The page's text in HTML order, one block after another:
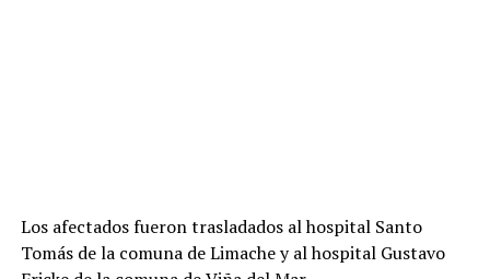
Los afectados fueron trasladados al hospital Santo
Tomás de la comuna de Limache y al hospital Gustavo